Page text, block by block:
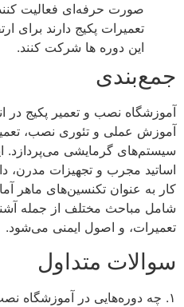
صورت حرفه‌ای فعالیت کنند
تعمیرات پکیج دارند برای
این دوره ها شرکت کنند.
جمع‌بندی
آموزشگاه نصب و تعمیر پکیج
آموزش عملی و تئوری نصب،
سیستم‌های گرمایشی می‌پردازد.
اساتید مجرب و تجهیزات مدرن،
کار به عنوان تکنسین‌های ماهر
شامل مباحث مختلف از جمله
تعمیرات، و اصول ایمنی می‌شود.
سوالات متداول
۱. چه دوره‌هایی در آموزشگاه